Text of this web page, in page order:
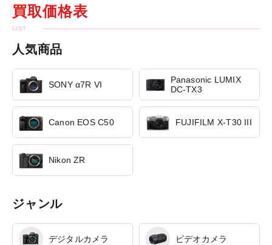
買取価格表
人気商品
SONY α7R VI
Panasonic LUMIX
DC-TX3
Canon EOS C50 FUJIFILM X-T30 III
Nikon ZR
ジャンル
デジタルカメラ ビデオカメラ